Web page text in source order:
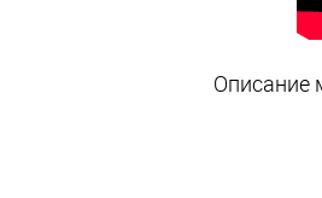
Описание